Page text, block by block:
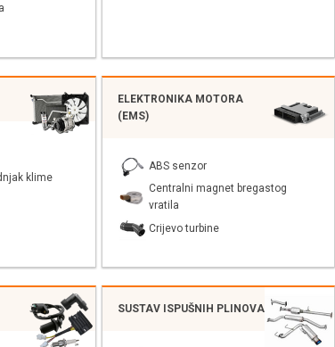
klime
ELEKTRONIKA MOTORA
(EMS)
ABS senzor
Centralni magnet bregastog
vratila
Crijevo turbine
SUSTAV ISPUŠNIH PLINOVA